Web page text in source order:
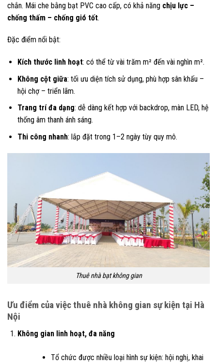
chắn. Mái che bằng bạt PVC cao cấp, có khả năng chịu lực –
chống thấm – chống gió tốt.
Đặc điểm nổi bật:
Kích thước linh hoạt: có thể từ vài trăm m² đến vài nghìn m².
Không cột giữa: tối ưu diện tích sử dụng, phù hợp sân khấu –
hội chợ – triển lãm.
Trang trí đa dạng: dễ dàng kết hợp với backdrop, màn LED, hệ
thống âm thanh ánh sáng.
Thi công nhanh: lắp đặt trong 1–2 ngày tùy quy mô.
Thuê nhà bạt không gian
Ưu điểm của việc thuê nhà không gian sự kiện tại Hà
Nội
Không gian linh hoạt, đa năng
Tổ chức được nhiều loại hình sự kiện: hội nghị, khai